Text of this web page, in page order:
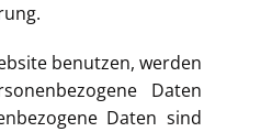
benutzen, werden
Daten
Daten sind